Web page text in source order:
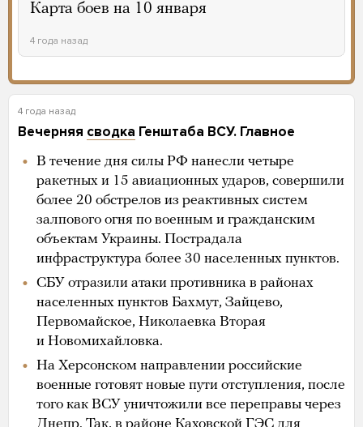
Карта боев на 10 января
4 года назад
4 года назад
Вечерняя сводка Генштаба ВСУ. Главное
В течение дня силы РФ нанесли четыре
ракетных и 15 авиационных ударов, совершили
более 20 обстрелов из реактивных систем
залпового огня по военным и гражданским
объектам Украины. Пострадала
инфраструктура более 30 населенных пунктов.
СБУ отразили атаки противника в районах
населенных пунктов Бахмут, Зайцево,
Первомайское, Николаевка Вторая
и Новомихайловка.
На Херсонском направлении российские
военные готовят новые пути отступления, после
того как ВСУ уничтожили все переправы через